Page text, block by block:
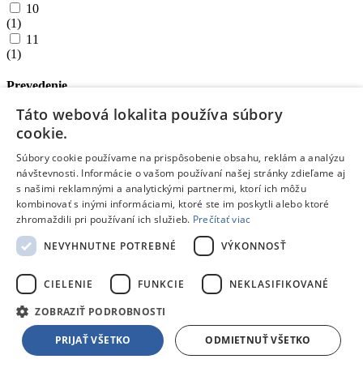
10
(1)
11
(1)
Prevedenie
Použitie:
Bežná myš
Hráčska myš
52)
Kancelárska
40)
Multimediálna myš
29
Pre notebook
12)
Vhodná pre ľavú aj pravú ruku:
83)
Nie
77)
Táto webová lokalita používa súbory
cookie.
Súbory cookie používame na prispôsobenie obsahu, reklám a analýzu
návštevnosti. Informácie o vašom používaní našej stránky zdieľame aj
s našimi reklamnými a analytickými partnermi, ktorí ich môžu
kombinovať s inými informáciami, ktoré ste im poskytli alebo ktoré
zhromaždili pri používaní ich služieb. Prečítať viac
NEVYHNUTNE POTREBNÉ
VÝKONNOSŤ
CIELENIE FUNKCIE NEKLASIFIKOVANÉ
ZOBRAZIŤ PODROBNOSTI
PRIJAŤ VŠETKO ODMIETNUŤ VŠETKO